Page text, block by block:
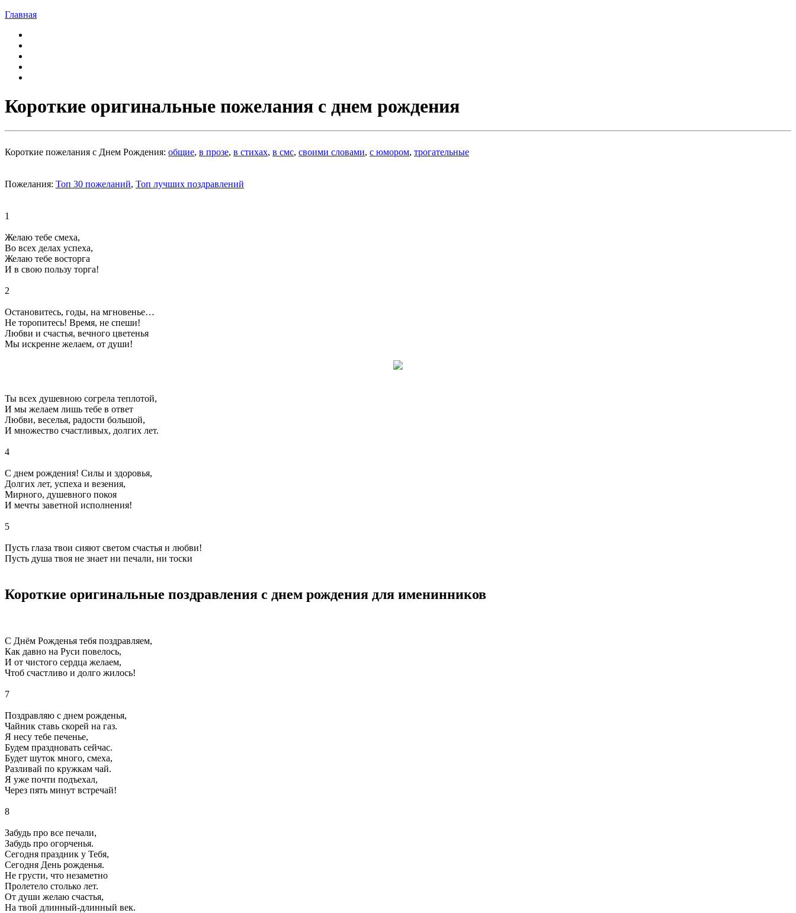
Главная
Короткие оригинальные пожелания с днем рождения
Короткие пожелания с Днем Рождения: общие, в прозе, в стихах, в смс, своими словами, с юмором, трогательные
Пожелания: Топ 30 пожеланий, Топ лучших поздравлений
1
Желаю тебе смеха,
Во всех делах успеха,
Желаю тебе восторга
И в свою пользу торга!
2
Остановитесь, годы, на мгновенье…
Не торопитесь! Время, не спеши!
Любви и счастья, вечного цветенья
Мы искренне желаем, от души!
Ты всех душевною согрела теплотой,
И мы желаем лишь тебе в ответ
Любви, веселья, радости большой,
И множество счастливых, долгих лет.
4
С днем рождения! Силы и здоровья,
Долгих лет, успеха и везения,
Мирного, душевного покоя
И мечты заветной исполнения!
5
Пусть глаза твои сияют светом счастья и любви!
Пусть душа твоя не знает ни печали, ни тоски
Короткие оригинальные поздравления с днем рождения для именинников
С Днём Рожденья тебя поздравляем,
Как давно на Руси повелось,
И от чистого сердца желаем,
Чтоб счастливо и долго жилось!
7
Поздравляю с днем рожденья,
Чайник ставь скорей на газ.
Я несу тебе печенье,
Будем праздновать сейчас.
Будет шуток много, смеха,
Разливай по кружкам чай.
Я уже почти подъехал,
Через пять минут встречай!
8
Забудь про все печали,
Забудь про огорченья.
Сегодня праздник у Тебя,
Сегодня День рожденья.
Не грусти, что незаметно
Пролетело столько лет.
От души желаю счастья,
На твой длинный-длинный век.